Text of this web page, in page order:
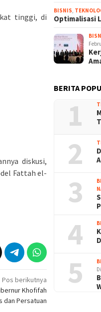
tinggi, di
diskusi,
Fattah el-
Pos berikutnya
Khofifah
dan Persatuan
BISNIS,
Optimalisasi
BERITA
1
2
3
4
5